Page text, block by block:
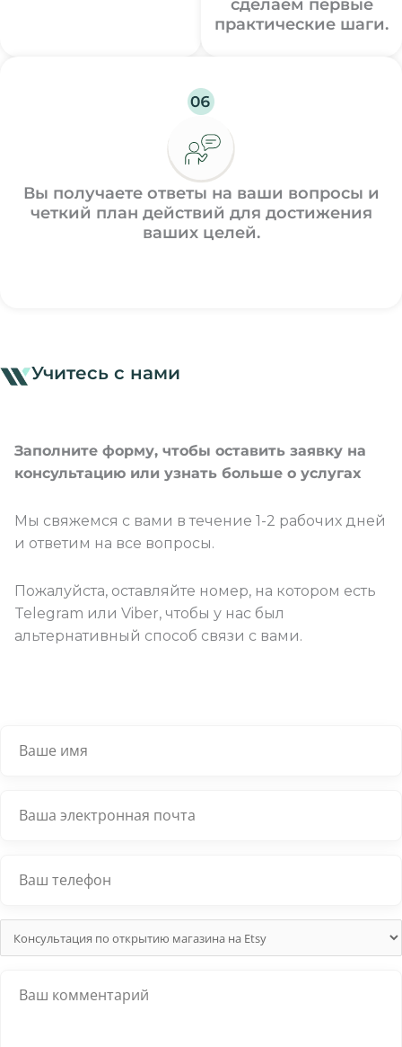
сделаем первые
практические шаги.
Вы получаете ответы на ваши вопросы и
четкий план действий для достижения
ваших целей.
Учитесь с нами
Заполните форму, чтобы оставить заявку на
консультацию или узнать больше о услугах
Мы свяжемся с вами в течение 1-2 рабочих дней
и ответим на все вопросы.
Пожалуйста, оставляйте номер, на котором есть
Telegram или Viber, чтобы у нас был
альтернативный способ связи с вами.